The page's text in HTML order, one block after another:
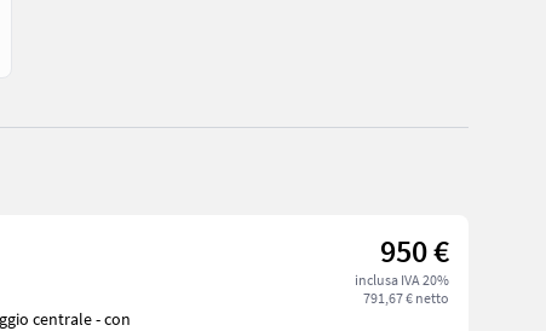
950 €
inclusa IVA 20%
791,67 € netto